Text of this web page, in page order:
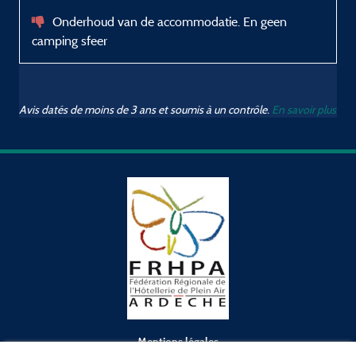
Onderhoud van de accommodatie. En geen
camping sfeer
Avis datés de moins de 3 ans et soumis à un contrôle. En savoir plus
Mentions légales